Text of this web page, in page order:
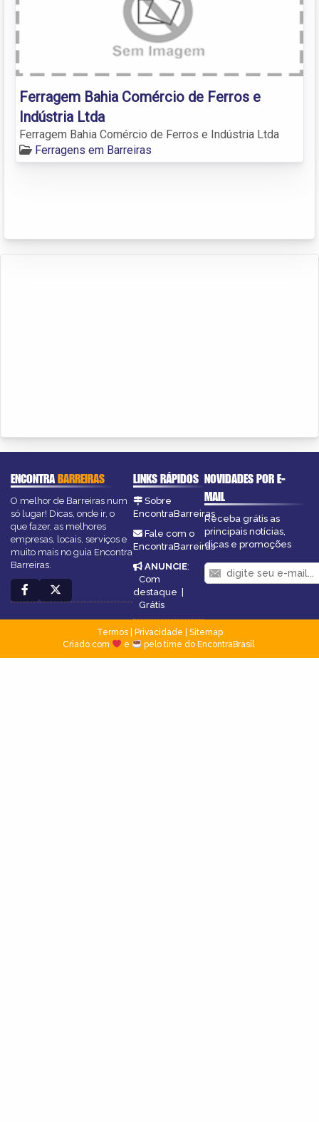
Ferragem Bahia Comércio de Ferros e
Indústria Ltda
Ferragem Bahia Comércio de Ferros e Indústria Ltda
Ferragens em Barreiras
ENCONTRABARREIRAS
O melhor de Barreiras num
só lugar! Dicas, onde ir, o
que fazer, as melhores
empresas, locais, serviços e
muito mais no guia Encontra
Barreiras.
LINKS RÁPIDOS
Sobre
EncontraBarreiras
Fale com o
EncontraBarreiras
ANUNCIE:
Com
destaque |
Grátis
NOVIDADES POR E-
MAIL
Receba grátis as
principais notícias,
dicas e promoções
Termos| Privacidade
Sitemap
Criado com
e pelo time do EncontraBrasil